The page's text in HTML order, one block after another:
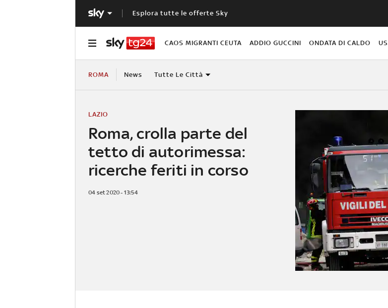
Esplora tutte le offerte Sky
CAOS MIGRANTI CEUTA ADDIO GUCCINI ONDATA DI CALDO
ROMA News Tutte Le Città
Roma, crolla parte del
tetto di autorimessa:
ricerche feriti in corso
LAZIO
04 set 2020 - 13:54